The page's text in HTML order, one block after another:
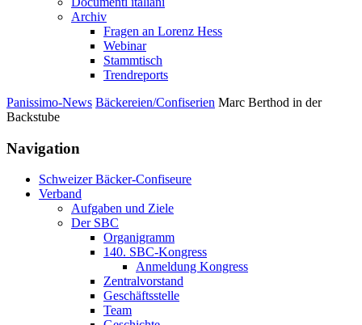
Archiv
Fragen an Lorenz Hess
Webinar
Stammtisch
Trendreports
Panissimo-News Bäckereien/Confiserien Marc Berthod in der
Backstube
Navigation
Schweizer Bäcker-Confiseure
Verband
Aufgaben und Ziele
Der SBC
Organigramm
140. SBC-Kongress
Anmeldung Kongress
Zentralvorstand
Geschäftsstelle
Team